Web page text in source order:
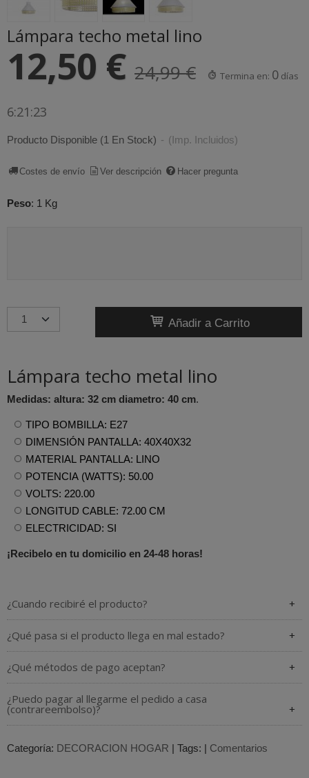
Lámpara techo metal lino
12,50 € 24,99 € Termina en: 0 días
6:21:22
Producto Disponible (1 En Stock) - (Imp. Incluidos)
Costes de envío Ver descripción Hacer pregunta
Peso: 1 Kg
Añadir a Carrito
Lámpara techo metal lino
Medidas: altura: 32 cm diametro: 40 cm.
TIPO BOMBILLA: E27
DIMENSIÓN PANTALLA: 40X40X32
MATERIAL PANTALLA: LINO
POTENCIA (WATTS): 50.00
VOLTS: 220.00
LONGITUD CABLE: 72.00 CM
ELECTRICIDAD: SI
¡Recibelo en tu domicilio en 24-48 horas!
¿Cuando recibiré el producto?
¿Qué pasa si el producto llega en mal estado?
¿Qué métodos de pago aceptan?
¿Puedo pagar al llegarme el pedido a casa
(contrareembolso)?
Categoría: DECORACION HOGAR | Tags: | Comentarios